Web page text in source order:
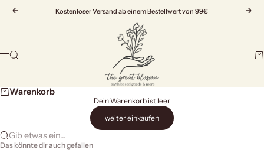
Zurück
Kostenloser Versand ab einem Bestellwert von 99€
Vor
The Great Blossom
Menü
Suche
Warenkorb
Dein Warenkorb ist leer
weiter einkaufen
Gib etwas ein...
Das könnte dir auch gefallen